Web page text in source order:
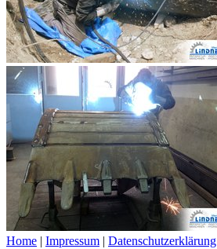
Home | Impressum | Datenschutzerklärung